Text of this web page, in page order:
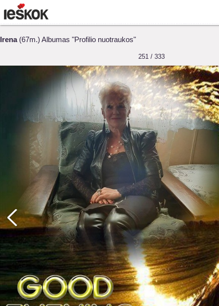
Irena(67m.) Albumas "Profilio nuotraukos"
251 / 333